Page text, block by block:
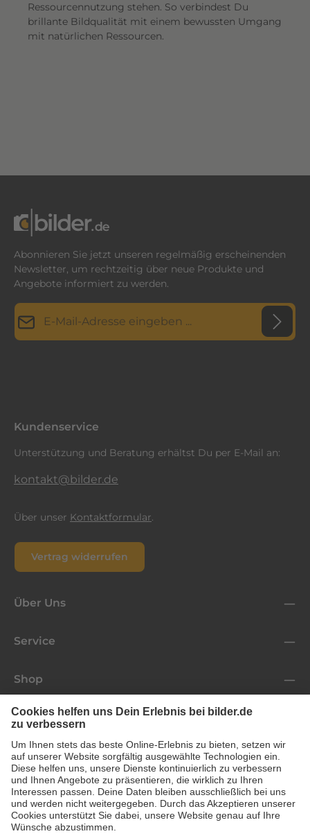
Ressourcennutzung stehen. So verbindest Du
brillante Bildqualität mit einem bewussten Umgang
mit natürlichen Ressourcen.
Abonnieren Sie jetzt unseren regelmäßig erscheinenden
Newsletter, um rechtzeitig über neue Produkte und
Angebote informiert zu werden.
E-Mail-Adresse*
Kundenservice
Unterstützung und Beratung erhältst Du per E-Mail an:
kontakt@bilder.de
Über unser Kontaktformular.
Vertrag widerrufen
Über Uns
Service
Shop
Folge uns